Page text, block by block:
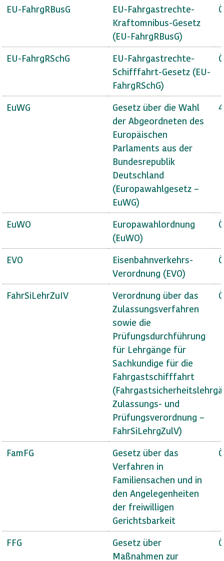
EU-FahrgRBusG
EU-Fahrgastrechte-
Kraftomnibus-Gesetz
(EU-FahrgRBusG)
EU-FahrgRSchG
EU-Fahrgastrechte-
Schifffahrt-Gesetz (EU-
FahrgRSchG)
EuWG
Gesetz über die Wahl
der Abgeordneten des
Europäischen
Parlaments aus der
Bundesrepublik
Deutschland
(Europawahlgesetz –
EuWG)
EuWO
Europawahlordnung
(EuWO)
EVO
Eisenbahnverkehrs-
Verordnung (EVO)
FahrSiLehrZuIV
Verordnung über das
Zulassungsverfahren
sowie die
Prüfungsdurchführung
für Lehrgänge für
Sachkundige für die
Fahrgastschifffahrt
Zulassungs- und
Prüfungsverordnung –
FahrSiLehrgZulV)
FamFG
Gesetz über das
Verfahren in
Familiensachen und in
den Angelegenheiten
der freiwilligen
Gerichtsbarkeit
FFG
Gesetz über
Maßnahmen zur